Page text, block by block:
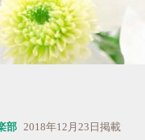
部 2018年12月23日掲載